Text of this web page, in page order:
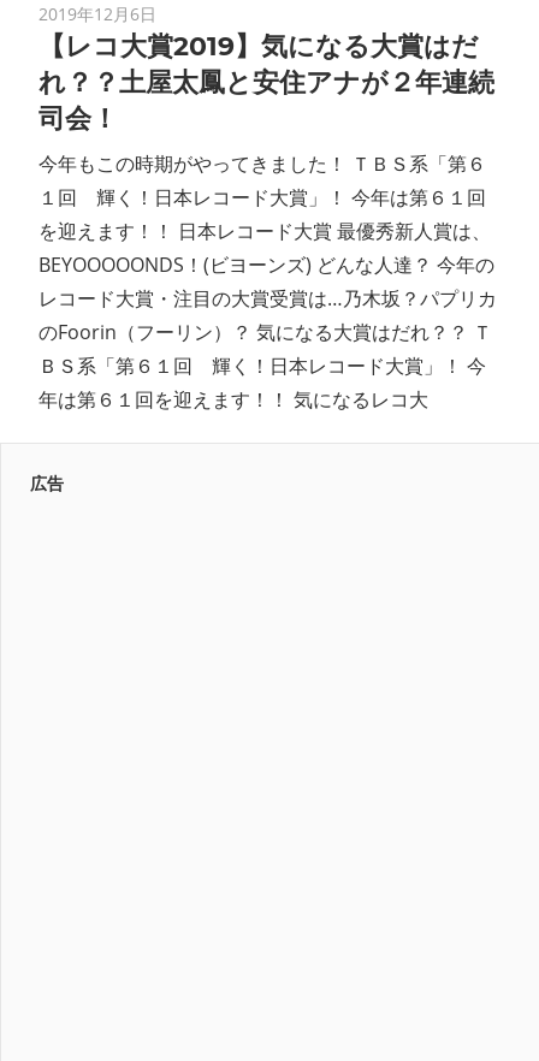
2019年12月6日
【レコ大賞2019】気になる大賞はだ
れ？？土屋太鳳と安住アナが２年連続
司会！
今年もこの時期がやってきました！ ＴＢＳ系「第６
１回 輝く！日本レコード大賞」！ 今年は第６１回
を迎えます！！ 日本レコード大賞 最優秀新人賞は、
BEYOOOOONDS！(ビヨーンズ) どんな人達？ 今年の
レコード大賞・注目の大賞受賞は…乃木坂？パプリカ
のFoorin（フーリン）？ 気になる大賞はだれ？？ Ｔ
ＢＳ系「第６１回 輝く！日本レコード大賞」！ 今
年は第６１回を迎えます！！ 気になるレコ大
広告